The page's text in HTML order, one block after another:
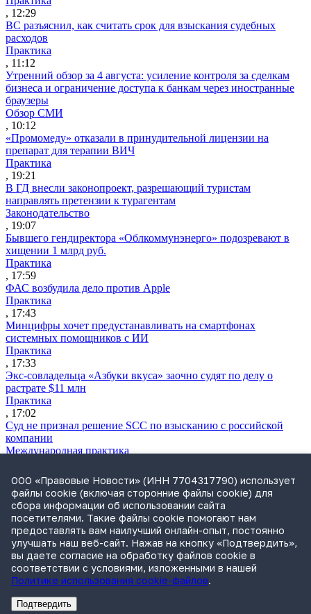
, 12:29
ВС разъяснил, как считать срок для взыскания судебных
расходов
Практика
, 11:12
Утренний обзор за 4 августа: усиление контроля за сделкам
бизнеса и ограничение доступа к банкам через иностранные
браузеры
Обзор СМИ
, 10:12
«Промомеду» отказали в принудительной лицензии на
препарат для терапии ВИЧ
Практика
, 19:21
В ГД внесли законопроект, разрешающий туристам
направлять претензии к турагентам
Законодательство
, 19:07
Бывшего гендиректора «Облкоммунэнерго» подозревают в
хищении 1 млрд руб.
Практика
, 17:59
ФАС возбудила дело против Apple
Практика
, 17:43
Минцифры хочет предустанавливать на смартфонах
системных помощников с ИИ
Практика
, 17:33
Экс-совладельца «Азбуки вкуса» заочно судят по делу о
растрате $11 млн
Практика
, 17:02
Суд не признал решение SCC по взысканию с российской
компании
Международная практика
Дроны могут начать применять для фиксации нарушений
ПДД
Практика
, 15:41
Бывшего сенатора Сабадаша приговорили к 12 годам по делу
о хищении
Практика
, 15:29
РекламаАдвокатское бюро Санкт-Петербурга «Вертикаль» ИНН 7841290773
ООО «Правовые Новости» (ИНН 7704317790) использует
файлы cookie (включая сторонние файлы cookie) для
сбора информации об использовании сайта
посетителями. Такие файлы cookie помогают нам
предоставлять вам наилучший онлайн-опыт, постоянно
улучшать наш веб-сайт. Нажав на кнопку «Подтвердить»,
вы даете согласие на обработку файлов cookie в
соответствии с условиями, изложенными в нашей
Политике использования cookie-файлов.
Подтвердить